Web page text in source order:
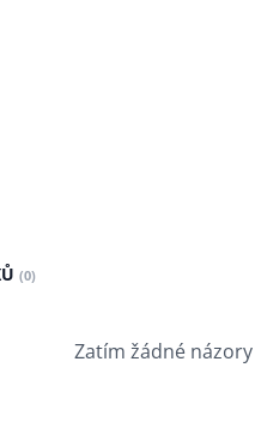
(0)
Zatím žádné názory